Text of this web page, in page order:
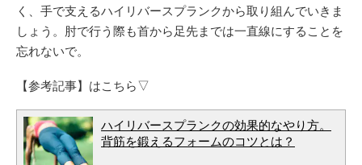
く、手で支えるハイリバースプランクから取り組んでいきま
しょう。肘で行う際も首から足先までは一直線にすることを
忘れないで。
【参考記事】はこちら▽
ハイリバースプランクの効果的なやり方。
背筋を鍛えるフォームのコツとは？